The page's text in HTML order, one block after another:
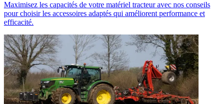
Maximisez les capacités de votre matériel tracteur avec nos conseils
pour choisir les accessoires adaptés qui améliorent performance et
efficacité.